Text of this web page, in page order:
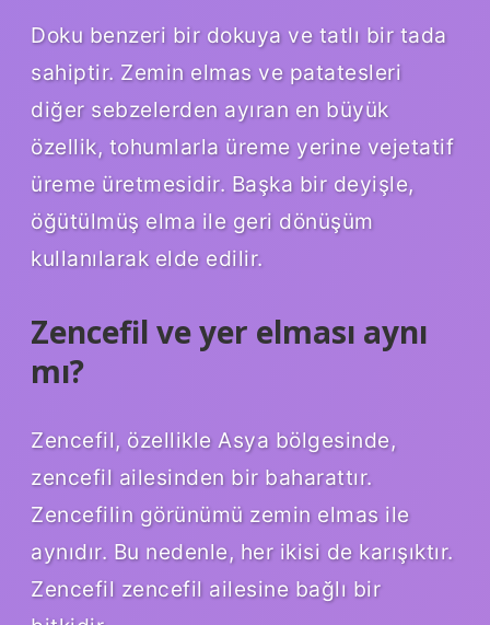
Doku benzeri bir dokuya ve tatlı bir tada
sahiptir. Zemin elmas ve patatesleri
diğer sebzelerden ayıran en büyük
özellik, tohumlarla üreme yerine vejetatif
üreme üretmesidir. Başka bir deyişle,
öğütülmüş elma ile geri dönüşüm
kullanılarak elde edilir.
Zencefil ve yer elması aynı
mı?
Zencefil, özellikle Asya bölgesinde,
zencefil ailesinden bir baharattır.
Zencefilin görünümü zemin elmas ile
aynıdır. Bu nedenle, her ikisi de karışıktır.
Zencefil zencefil ailesine bağlı bir